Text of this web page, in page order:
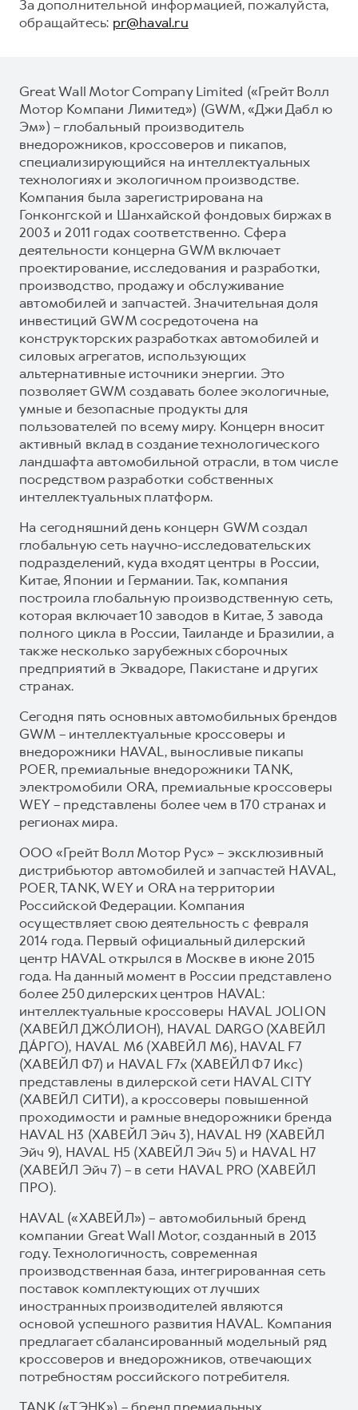
За дополнительной информацией, пожалуйста,
обращайтесь: pr@haval.ru
Great Wall Motor Company Limited («Грейт Волл
Мотор Компани Лимитед») (GWM, «Джи Дабл ю
Эм») – глобальный производитель
внедорожников, кроссоверов и пикапов,
специализирующийся на интеллектуальных
технологиях и экологичном производстве.
Компания была зарегистрирована на
Гонконгской и Шанхайской фондовых биржах в
2003 и 2011 годах соответственно. Сфера
деятельности концерна GWM включает
проектирование, исследования и разработки,
производство, продажу и обслуживание
автомобилей и запчастей. Значительная доля
инвестиций GWM сосредоточена на
конструкторских разработках автомобилей и
силовых агрегатов, использующих
альтернативные источники энергии. Это
позволяет GWM создавать более экологичные,
умные и безопасные продукты для
пользователей по всему миру. Концерн вносит
активный вклад в создание технологического
ландшафта автомобильной отрасли, в том числе
посредством разработки собственных
интеллектуальных платформ.
На сегодняшний день концерн GWM создал
глобальную сеть научно-исследовательских
подразделений, куда входят центры в России,
Китае, Японии и Германии. Так, компания
построила глобальную производственную сеть,
которая включает 10 заводов в Китае, 3 завода
полного цикла в России, Таиланде и Бразилии, а
также несколько зарубежных сборочных
предприятий в Эквадоре, Пакистане и других
странах.
Сегодня пять основных автомобильных брендов
GWM – интеллектуальные кроссоверы и
внедорожники HAVAL, выносливые пикапы
POER, премиальные внедорожники TANK,
электромобили ORA, премиальные кроссоверы
WEY – представлены более чем в 170 странах и
регионах мира.
ООО «Грейт Волл Мотор Рус» – эксклюзивный
дистрибьютор автомобилей и запчастей HAVAL,
POER, TANK, WEY и ORA на территории
Российской Федерации. Компания
осуществляет свою деятельность с февраля
2014 года. Первый официальный дилерский
центр HAVAL открылся в Москве в июне 2015
года. На данный момент в России представлено
более 250 дилерских центров HAVAL:
интеллектуальные кроссоверы HAVAL JOLION
(ХАВЕЙЛ ДЖО́ЛИОН), HAVAL DARGO (ХАВЕЙЛ
ДА́РГО), HAVAL М6 (ХАВЕЙЛ M6), HAVAL F7
(ХАВЕЙЛ Ф7) и HAVAL F7x (ХАВЕЙЛ Ф7 Икс)
представлены в дилерской сети HAVAL CITY
(ХАВЕЙЛ СИТИ), а кроссоверы повышенной
проходимости и рамные внедорожники бренда
HAVAL H3 (ХАВЕЙЛ Эйч 3), HAVAL H9 (ХАВЕЙЛ
Эйч 9), HAVAL H5 (ХАВЕЙЛ Эйч 5) и HAVAL H7
(ХАВЕЙЛ Эйч 7) – в сети HAVAL PRO (ХАВЕЙЛ
ПРО).
HAVAL («ХАВЕЙЛ») – автомобильный бренд
компании Great Wall Motor, созданный в 2013
году. Технологичность, современная
производственная база, интегрированная сеть
поставок комплектующих от лучших
иностранных производителей являются
основой успешного развития HAVAL. Компания
предлагает сбалансированный модельный ряд
кроссоверов и внедорожников, отвечающих
потребностям российского потребителя.